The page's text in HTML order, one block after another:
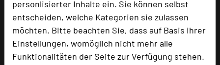
personlisierter Inhalte ein. Sie können selbst
entscheiden, welche Kategorien sie zulassen
möchten. Bitte beachten Sie, dass auf Basis ihrer
Einstellungen, womöglich nicht mehr alle
Funktionalitäten der Seite zur Verfügung stehen.
5120 Seiten dieses Hotels wurden in den
vergangenen 30 Tagen auf diesem Portal aufgerufen.